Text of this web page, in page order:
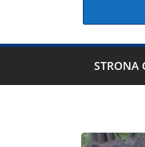
STRONA